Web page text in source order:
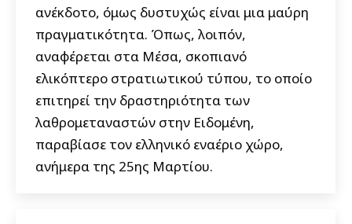
ανέκδοτο, όμως δυστυχώς είναι μια μαύρη
πραγματικότητα. Όπως, λοιπόν,
αναφέρεται στα Mέσα, σκοπιανό
ελικόπτερο στρατιωτικού τύπου, το οποίο
επιτηρεί την δραστηριότητα των
λαθρομεταναστών στην Ειδομένη,
παραβίασε τον ελληνικό εναέριο χώρο,
ανήμερα της 25ης Μαρτίου.